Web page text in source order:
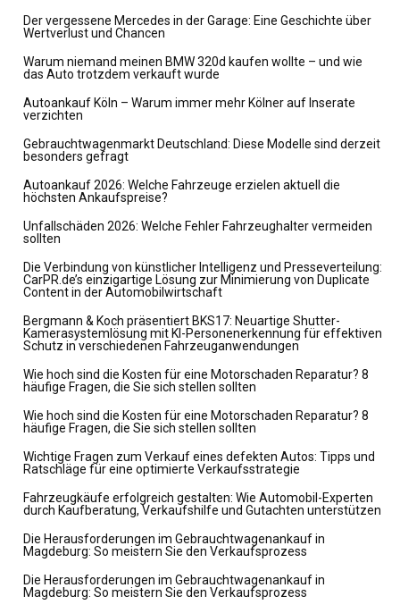
Der vergessene Mercedes in der Garage: Eine Geschichte über
Wertverlust und Chancen
Warum niemand meinen BMW 320d kaufen wollte – und wie
das Auto trotzdem verkauft wurde
Autoankauf Köln – Warum immer mehr Kölner auf Inserate
verzichten
Gebrauchtwagenmarkt Deutschland: Diese Modelle sind derzeit
besonders gefragt
Autoankauf 2026: Welche Fahrzeuge erzielen aktuell die
höchsten Ankaufspreise?
Unfallschäden 2026: Welche Fehler Fahrzeughalter vermeiden
sollten
Die Verbindung von künstlicher Intelligenz und Presseverteilung:
CarPR.de’s einzigartige Lösung zur Minimierung von Duplicate
Content in der Automobilwirtschaft
Bergmann & Koch präsentiert BKS17: Neuartige Shutter-
Kamerasystemlösung mit KI-Personenerkennung für effektiven
Schutz in verschiedenen Fahrzeuganwendungen
Wie hoch sind die Kosten für eine Motorschaden Reparatur? 8
häufige Fragen, die Sie sich stellen sollten
Wie hoch sind die Kosten für eine Motorschaden Reparatur? 8
häufige Fragen, die Sie sich stellen sollten
Wichtige Fragen zum Verkauf eines defekten Autos: Tipps und
Ratschläge für eine optimierte Verkaufsstrategie
Fahrzeugkäufe erfolgreich gestalten: Wie Automobil-Experten
durch Kaufberatung, Verkaufshilfe und Gutachten unterstützen
Die Herausforderungen im Gebrauchtwagenankauf in
Magdeburg: So meistern Sie den Verkaufsprozess
Die Herausforderungen im Gebrauchtwagenankauf in
Magdeburg: So meistern Sie den Verkaufsprozess